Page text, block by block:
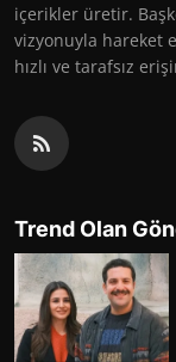
içerikler üretir.
vizyonuyla hareket
hızlı ve tarafsız
Trend Olan